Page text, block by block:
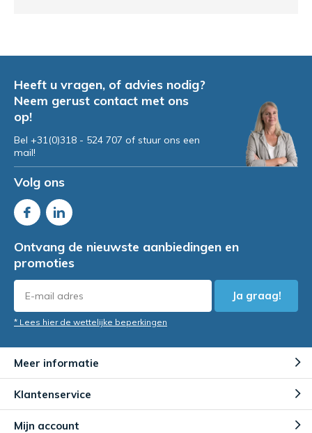
Heeft u vragen, of advies nodig?
Neem gerust contact met ons
op!
Bel +31(0)318 - 524 707 of stuur ons een
mail!
Volg ons
Ontvang de nieuwste aanbiedingen en
promoties
Ja graag!
* Lees hier de wettelijke beperkingen
Meer informatie
Klantenservice
Mijn account